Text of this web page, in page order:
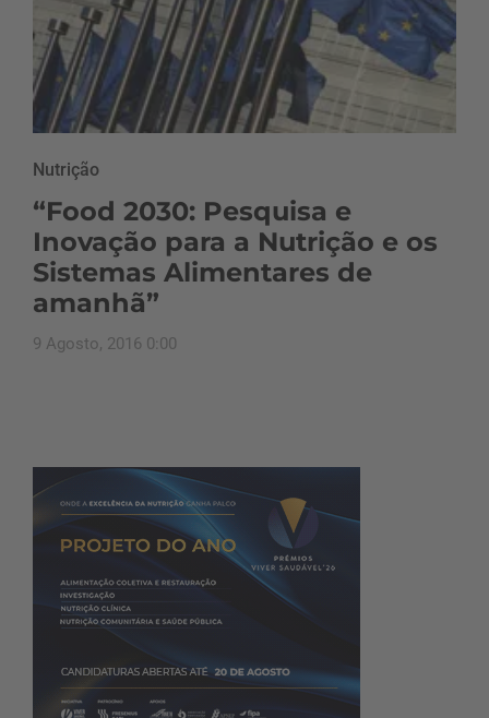
Nutrição
“Food 2030: Pesquisa e
Inovação para a Nutrição e os
Sistemas Alimentares de
amanhã”
9 Agosto, 2016 0:00